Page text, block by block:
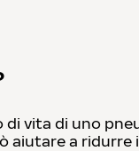
vita di uno
aiutare a ridurre